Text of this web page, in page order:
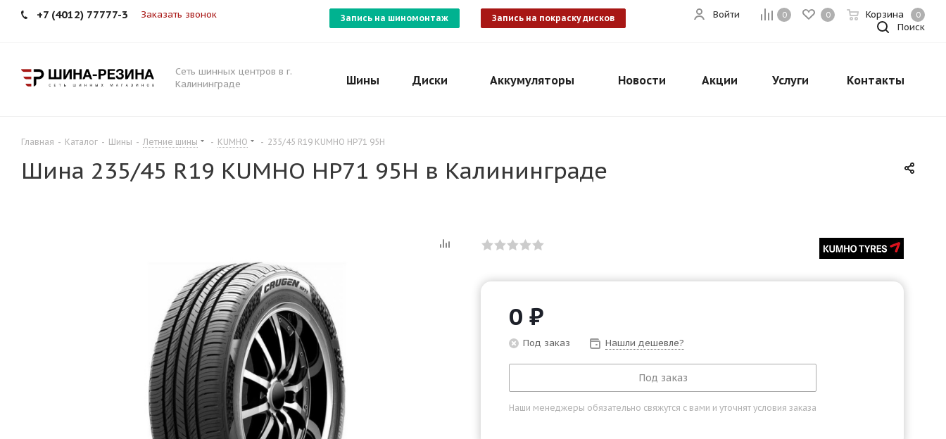
+7 (4012) 77777-3 Заказать звонок 0 0 Корзина 0
Войти
Запись на шиномонтаж Запись на покраску дисков
Поиск
Сеть шинных центров в г.
Калининграде
Шины Диски Аккумуляторы Новости Акции Услуги Контакты
Главная - Каталог - Шины - Летние шины - KUMHO - 235/45 R19 KUMHO HP71 95H
Шина 235/45 R19 KUMHO HP71 95H в Калининграде
0 ₽
Под заказ Нашли дешевле?
Под заказ
Наши менеджеры обязательно свяжутся с вами и уточнят условия заказа